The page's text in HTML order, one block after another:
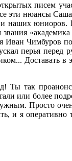
писем
эти нюансы
наших юниоров.
Иван Чимбуров
перья перед
Доставать в
Ты так
или более
Просто
и я оперативно